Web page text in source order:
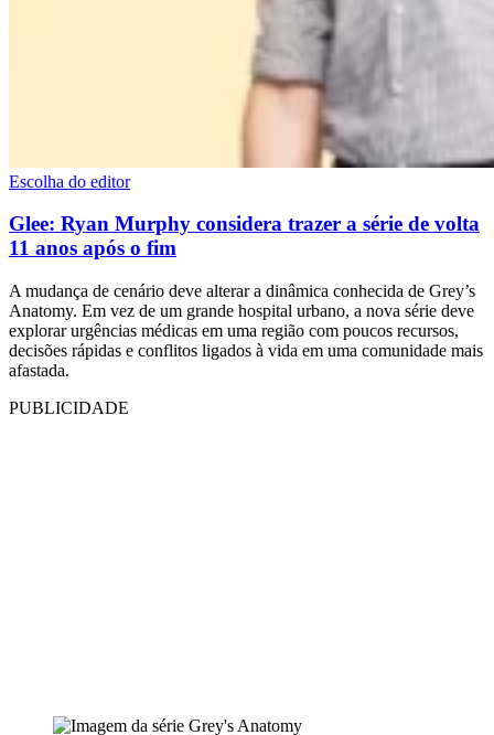
Escolha do editor
Glee: Ryan Murphy considera trazer a série de volta
11 anos após o fim
A mudança de cenário deve alterar a dinâmica conhecida de Grey’s
Anatomy. Em vez de um grande hospital urbano, a nova série deve
explorar urgências médicas em uma região com poucos recursos,
decisões rápidas e conflitos ligados à vida em uma comunidade mais
afastada.
PUBLICIDADE